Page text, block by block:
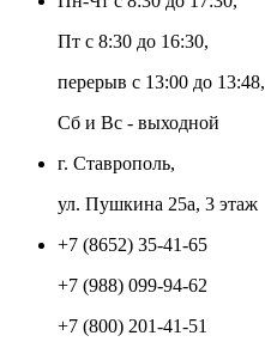
Пт с 8:30 до 16:30,
перерыв с 13:00 до 13:48,
Сб и Вс - выходной
г. Ставрополь,
ул. Пушкина 25а, 3 этаж
+7 (8652) 35-41-65
+7 (988) 099-94-62
+7 (800) 201-41-51